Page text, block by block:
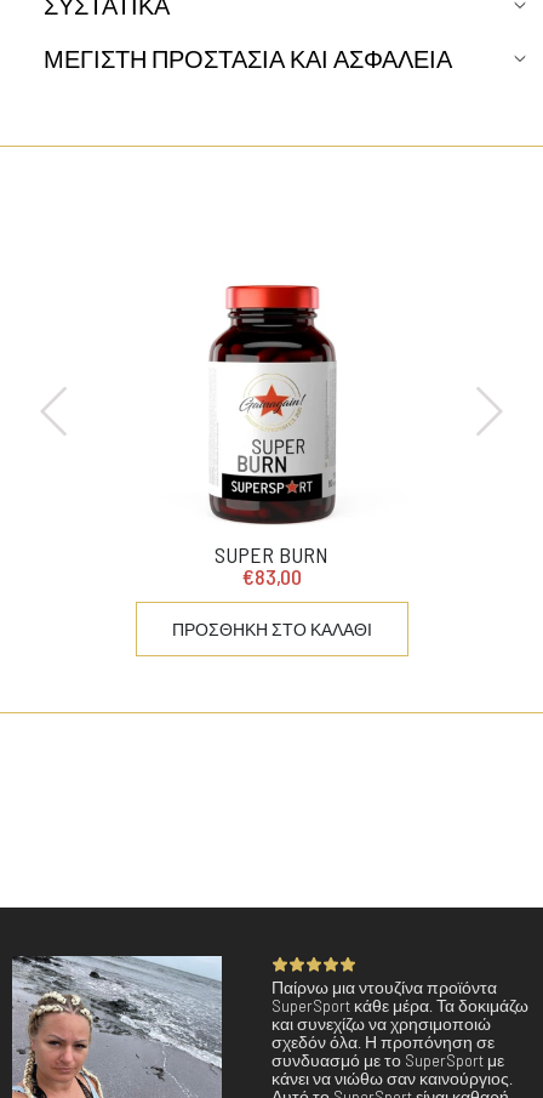
ΜΕΓΙΣΤΗ ΠΡΟΣΤΑΣΙΑ ΚΑΙ ΑΣΦΑΛΕΙΑ
SUPER BURN
€83,00
ΠΡΟΣΘΗΚΗ ΣΤΟ ΚΑΛΑΘΙ
Παίρνω μια ντουζίνα προϊόντα
SuperSport κάθε μέρα. Τα δοκιμάζω
και συνεχίζω να χρησιμοποιώ
σχεδόν όλα. Η προπόνηση σε
συνδυασμό με το SuperSport με
κάνει να νιώθω σαν καινούργιος.